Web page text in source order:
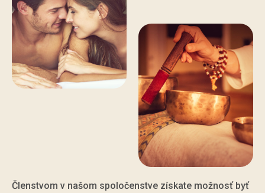
Členstvom v našom spoločenstve získate možnosť byť